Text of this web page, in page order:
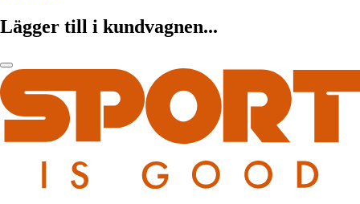
Lägger till i kundvagnen...